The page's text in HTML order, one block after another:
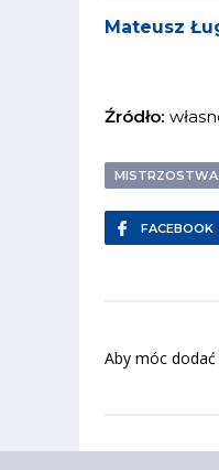
Mateusz
Źródło:
FACEBOOK
Aby móc